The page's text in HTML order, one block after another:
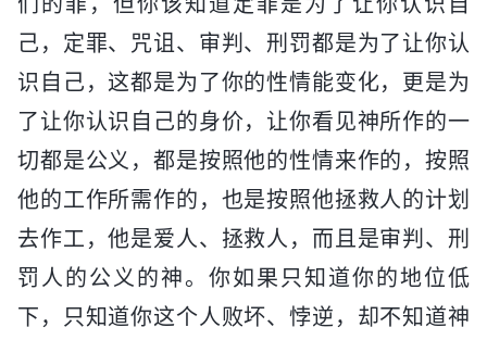
己，定罪、咒诅、审判、刑罚都是为了让你认
识自己，这都是为了你的性情能变化，更是为
了让你认识自己的身价，让你看见神所作的一
切都是公义，都是按照他的性情来作的，按照
他的工作所需作的，也是按照他拯救人的计划
去作工，他是爱人、拯救人，而且是审判、刑
罚人的公义的神。你如果只知道你的地位低
下，只知道你这个人败坏、悖逆，却不知道神